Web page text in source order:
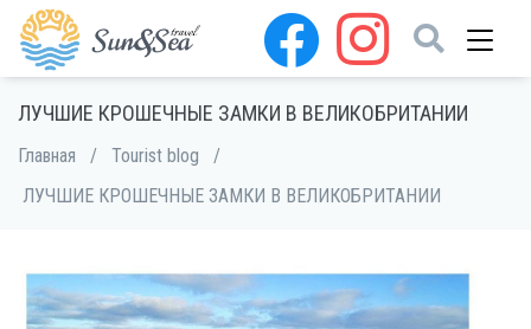
ЛУЧШИЕ КРОШЕЧНЫЕ ЗАМКИ В ВЕЛИКОБРИТАНИИ
Главная / Tourist blog
/
ЛУЧШИЕ КРОШЕЧНЫЕ ЗАМКИ В ВЕЛИКОБРИТАНИИ